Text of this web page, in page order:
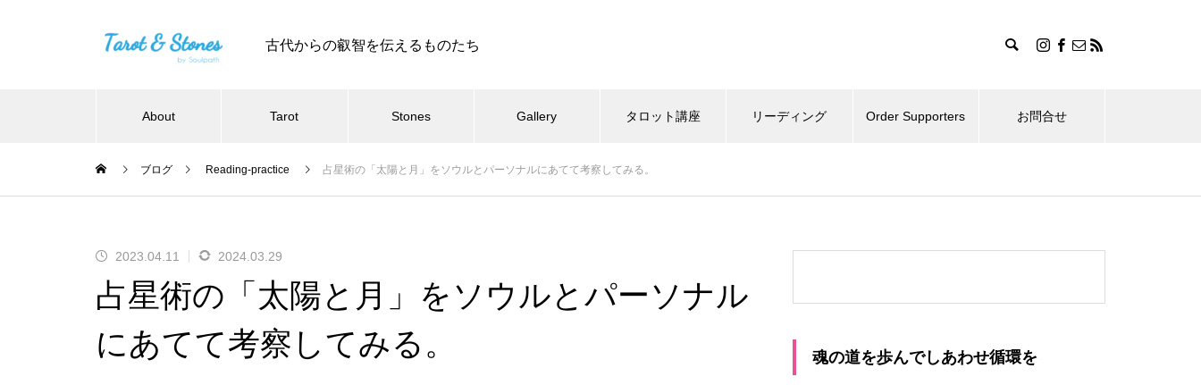
古代からの叡智を伝えるものたち
About Tarot Stones Gallery タロット講座 リーディング Order Supporters お問合せ
ブログ Reading-practice 占星術の「太陽と月」をソウルとパーソナルにあてて考察してみる。
2023.04.11 2024.03.29
占星術の「太陽と月」をソウルとパーソナル
にあてて考察してみる。
魂の道を歩んでしあわせ循環を